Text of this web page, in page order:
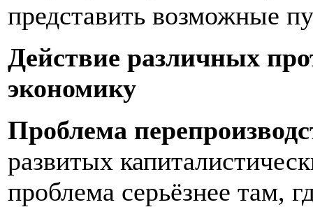
представить возможные
Действие различных
экономику
Проблема
развитых
проблема серьёзнее там,